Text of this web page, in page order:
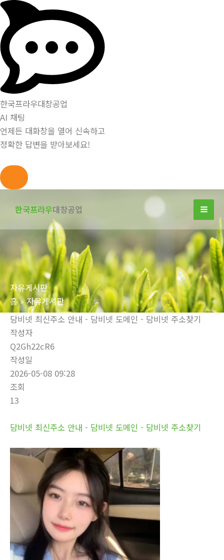
한국프라우대창공업
AI 채팅
언제든 대화창을 열어 신속하고
정확한 답변을 받아보세요!
너
뛰
기
한국프라우대창공업
자유게시판
홈
자유게시판
담비넷 최신주소 안내 - 담비넷 도메인 - 담비넷 주소찾기
작성자
Q2Gh22cR6
작성일
2026-05-08 09:28
조회
13
담비넷 최신주소 안내 - 담비넷 도메인 - 담비넷 주소찾기